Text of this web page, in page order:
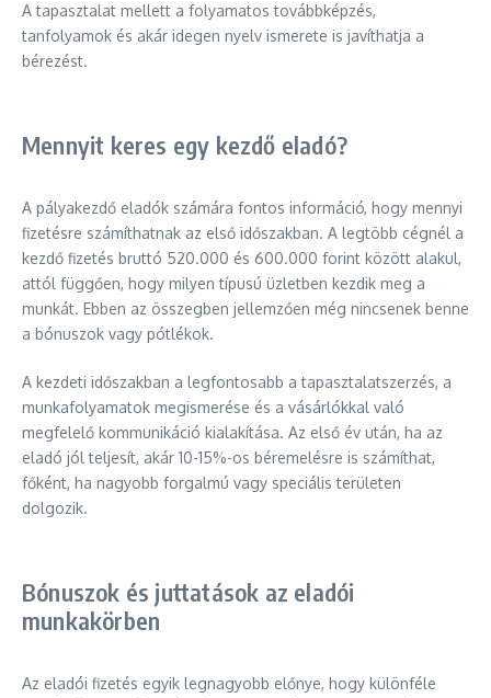
A tapasztalat mellett a folyamatos továbbképzés,
tanfolyamok és akár idegen nyelv ismerete is javíthatja a
bérezést.
Mennyit keres egy kezdő eladó?
A pályakezdő eladók számára fontos információ, hogy mennyi
fizetésre számíthatnak az első időszakban. A legtöbb cégnél a
kezdő fizetés bruttó 520.000 és 600.000 forint között alakul,
attól függően, hogy milyen típusú üzletben kezdik meg a
munkát. Ebben az összegben jellemzően még nincsenek benne
a bónuszok vagy pótlékok.
A kezdeti időszakban a legfontosabb a tapasztalatszerzés, a
munkafolyamatok megismerése és a vásárlókkal való
megfelelő kommunikáció kialakítása. Az első év után, ha az
eladó jól teljesít, akár 10-15%-os béremelésre is számíthat,
főként, ha nagyobb forgalmú vagy speciális területen
dolgozik.
Bónuszok és juttatások az eladói
munkakörben
Az eladói fizetés egyik legnagyobb előnye, hogy különféle